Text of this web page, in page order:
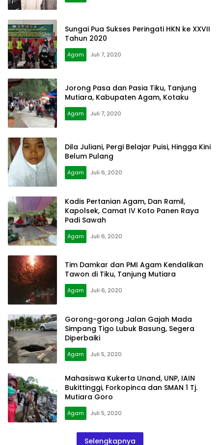
Sungai Pua Sukses Peringati HKN ke XXVII
Tahun 2020
Agam Juli 7, 2020
Jorong Pasa dan Pasia Tiku, Tanjung
Mutiara, Kabupaten Agam, Kotaku
Agam Juli 7, 2020
Dila Juliani, Pergi Belajar Puisi, Hingga Kini
Belum Pulang
Agam Juli 6, 2020
Kadis Pertanian Agam, Dan Ramil,
Kapolsek, Camat IV Koto Panen Raya
Padi Sawah
Agam Juli 6, 2020
Tim Damkar dan PMI Agam Kendalikan
Tawon di Tiku, Tanjung Mutiara
Agam Juli 6, 2020
Gorong-gorong Jalan Gajah Mada
Simpang Tigo Lubuk Basung, Segera
Diperbaiki
Agam Juli 5, 2020
Mahasiswa Kukerta Unand, UNP, IAIN
Bukittinggi, Forkopinca dan SMAN 1 Tj.
Mutiara Goro
Agam Juli 5, 2020
Selengkapnya